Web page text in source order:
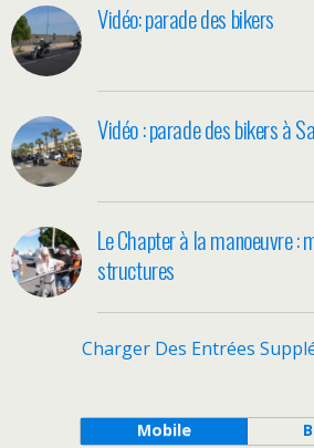
Vidéo: parade des bikers
Vidéo : parade des bikers à
Le Chapter à la manoeuvre :
structures
Charger Des Entrées
Mobile